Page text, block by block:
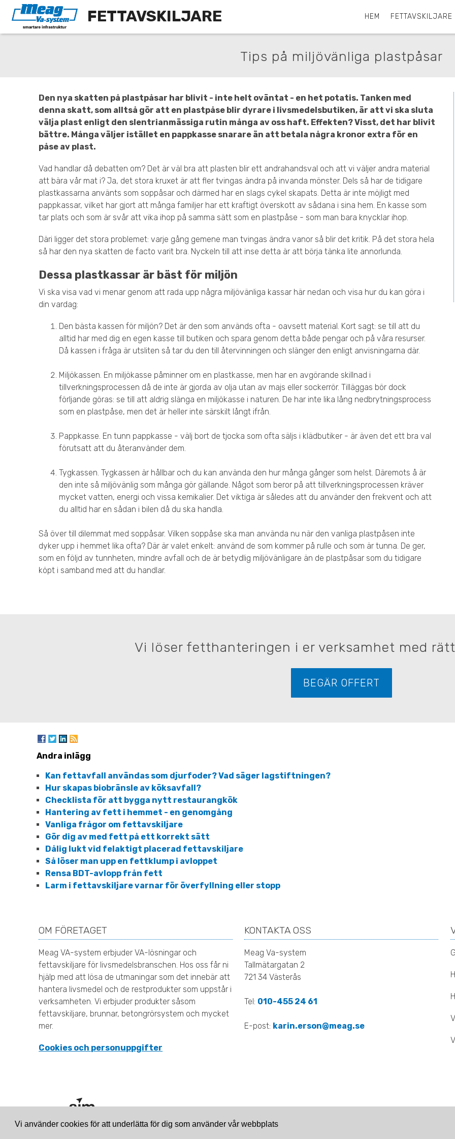
Vi använder cookies för att underlätta för dig som använder vår webbplats
HEM FETTAVSKILJARE
FETTAVSKILJARE
Tips på miljövänliga plastpåsar
Den nya skatten på plastpåsar har blivit - inte helt oväntat - en het potatis. Tanken med
denna skatt, som alltså gör att en plastpåse blir dyrare i livsmedelsbutiken, är att vi ska sluta
välja plast enligt den slentrianmässiga rutin många av oss haft. Effekten? Visst, det har blivit
bättre. Många väljer istället en pappkasse snarare än att betala några kronor extra för en
påse av plast.
Vad handlar då debatten om? Det är väl bra att plasten blir ett andrahandsval och att vi väljer andra material
att bära vår mat i? Ja, det stora kruxet är att fler tvingas ändra på invanda mönster. Dels så har de tidigare
plastkassarna använts som soppåsar och därmed har en slags cykel skapats. Detta är inte möjligt med
pappkassar, vilket har gjort att många familjer har ett kraftigt överskott av sådana i sina hem. En kasse som
tar plats och som är svår att vika ihop på samma sätt som en plastpåse - som man bara knycklar ihop.
Däri ligger det stora problemet: varje gång gemene man tvingas ändra vanor så blir det kritik. På det stora hela
så har den nya skatten de facto varit bra. Nyckeln till att inse detta är att börja tänka lite annorlunda.
Dessa plastkassar är bäst för miljön
Vi ska visa vad vi menar genom att rada upp några miljövänliga kassar här nedan och visa hur du kan göra i
din vardag:
Den bästa kassen för miljön? Det är den som används ofta - oavsett material. Kort sagt: se till att du
alltid har med dig en egen kasse till butiken och spara genom detta både pengar och på våra resurser.
Då kassen i fråga är utsliten så tar du den till återvinningen och slänger den enligt anvisningarna där.
Miljökassen. En miljökasse påminner om en plastkasse, men har en avgörande skillnad i
tillverkningsprocessen då de inte är gjorda av olja utan av majs eller sockerrör. Tilläggas bör dock
förljande göras: se till att aldrig slänga en miljökasse i naturen. De har inte lika lång nedbrytningsprocess
som en plastpåse, men det är heller inte särskilt långt ifrån.
Pappkasse. En tunn pappkasse - välj bort de tjocka som ofta säljs i klädbutiker - är även det ett bra val
förutsatt att du återanvänder dem.
Tygkassen. Tygkassen är hållbar och du kan använda den hur många gånger som helst. Däremots å är
den inte så miljövänlig som många gör gällande. Något som beror på att tillverkningsprocessen kräver
mycket vatten, energi och vissa kemikalier. Det viktiga är således att du använder den frekvent och att
du alltid har en sådan i bilen då du ska handla.
Så över till dilemmat med soppåsar. Vilken soppåse ska man använda nu när den vanliga plastpåsen inte
dyker upp i hemmet lika ofta? Där är valet enkelt: använd de som kommer på rulle och som är tunna. De ger,
som en följd av tunnheten, mindre avfall och de är betydlig miljövänligare än de plastpåsar som du tidigare
köpt i samband med att du handlar.
Vi löser fetthanteringen i er verksamhet med
BEGÄR OFFERT
Andra inlägg
Kan fettavfall användas som djurfoder? Vad säger lagstiftningen?
Hur skapas biobränsle av köksavfall?
Checklista för att bygga nytt restaurangkök
Hantering av fett i hemmet - en genomgång
Vanliga frågor om fettavskiljare
Gör dig av med fett på ett korrekt sätt
Dålig lukt vid felaktigt placerad fettavskiljare
Så löser man upp en fettklump i avloppet
Rensa BDT-avlopp från fett
Larm i fettavskiljare varnar för överfyllning eller stopp
OM FÖRETAGET
Meag VA-system erbjuder VA-lösningar och
fettavskiljare för livsmedelsbranschen. Hos oss får ni
hjälp med att lösa de utmaningar som det innebär att
hantera livsmedel och de restprodukter som uppstår i
verksamheten. Vi erbjuder produkter såsom
fettavskiljare, brunnar, betongrörsystem och mycket
mer.
Cookies och personuppgifter
KONTAKTA OSS
Meag Va-system
Tallmätargatan 2
721 34 Västerås
Tel: 010-455 24 61
E-post: karin.erson@meag.se